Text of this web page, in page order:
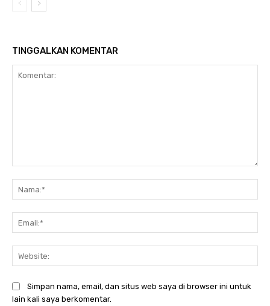
TINGGALKAN KOMENTAR
Simpan nama, email, dan situs web saya di browser ini untuk
lain kali saya berkomentar.